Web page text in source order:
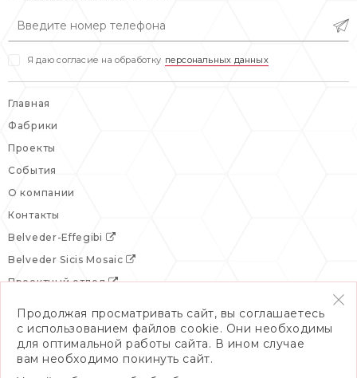
Я даю согласие на обработку персональных данных
Главная
Фабрики
Проекты
События
О компании
Контакты
Belveder-Effegibi
Belveder Sicis Mosaic
Проектный отдел
Продолжая просматривать сайт, вы соглашаетесь
с использованием файлов cookie. Они необходимы
для оптимальной работы сайта. В ином случае
вам необходимо покинуть сайт.